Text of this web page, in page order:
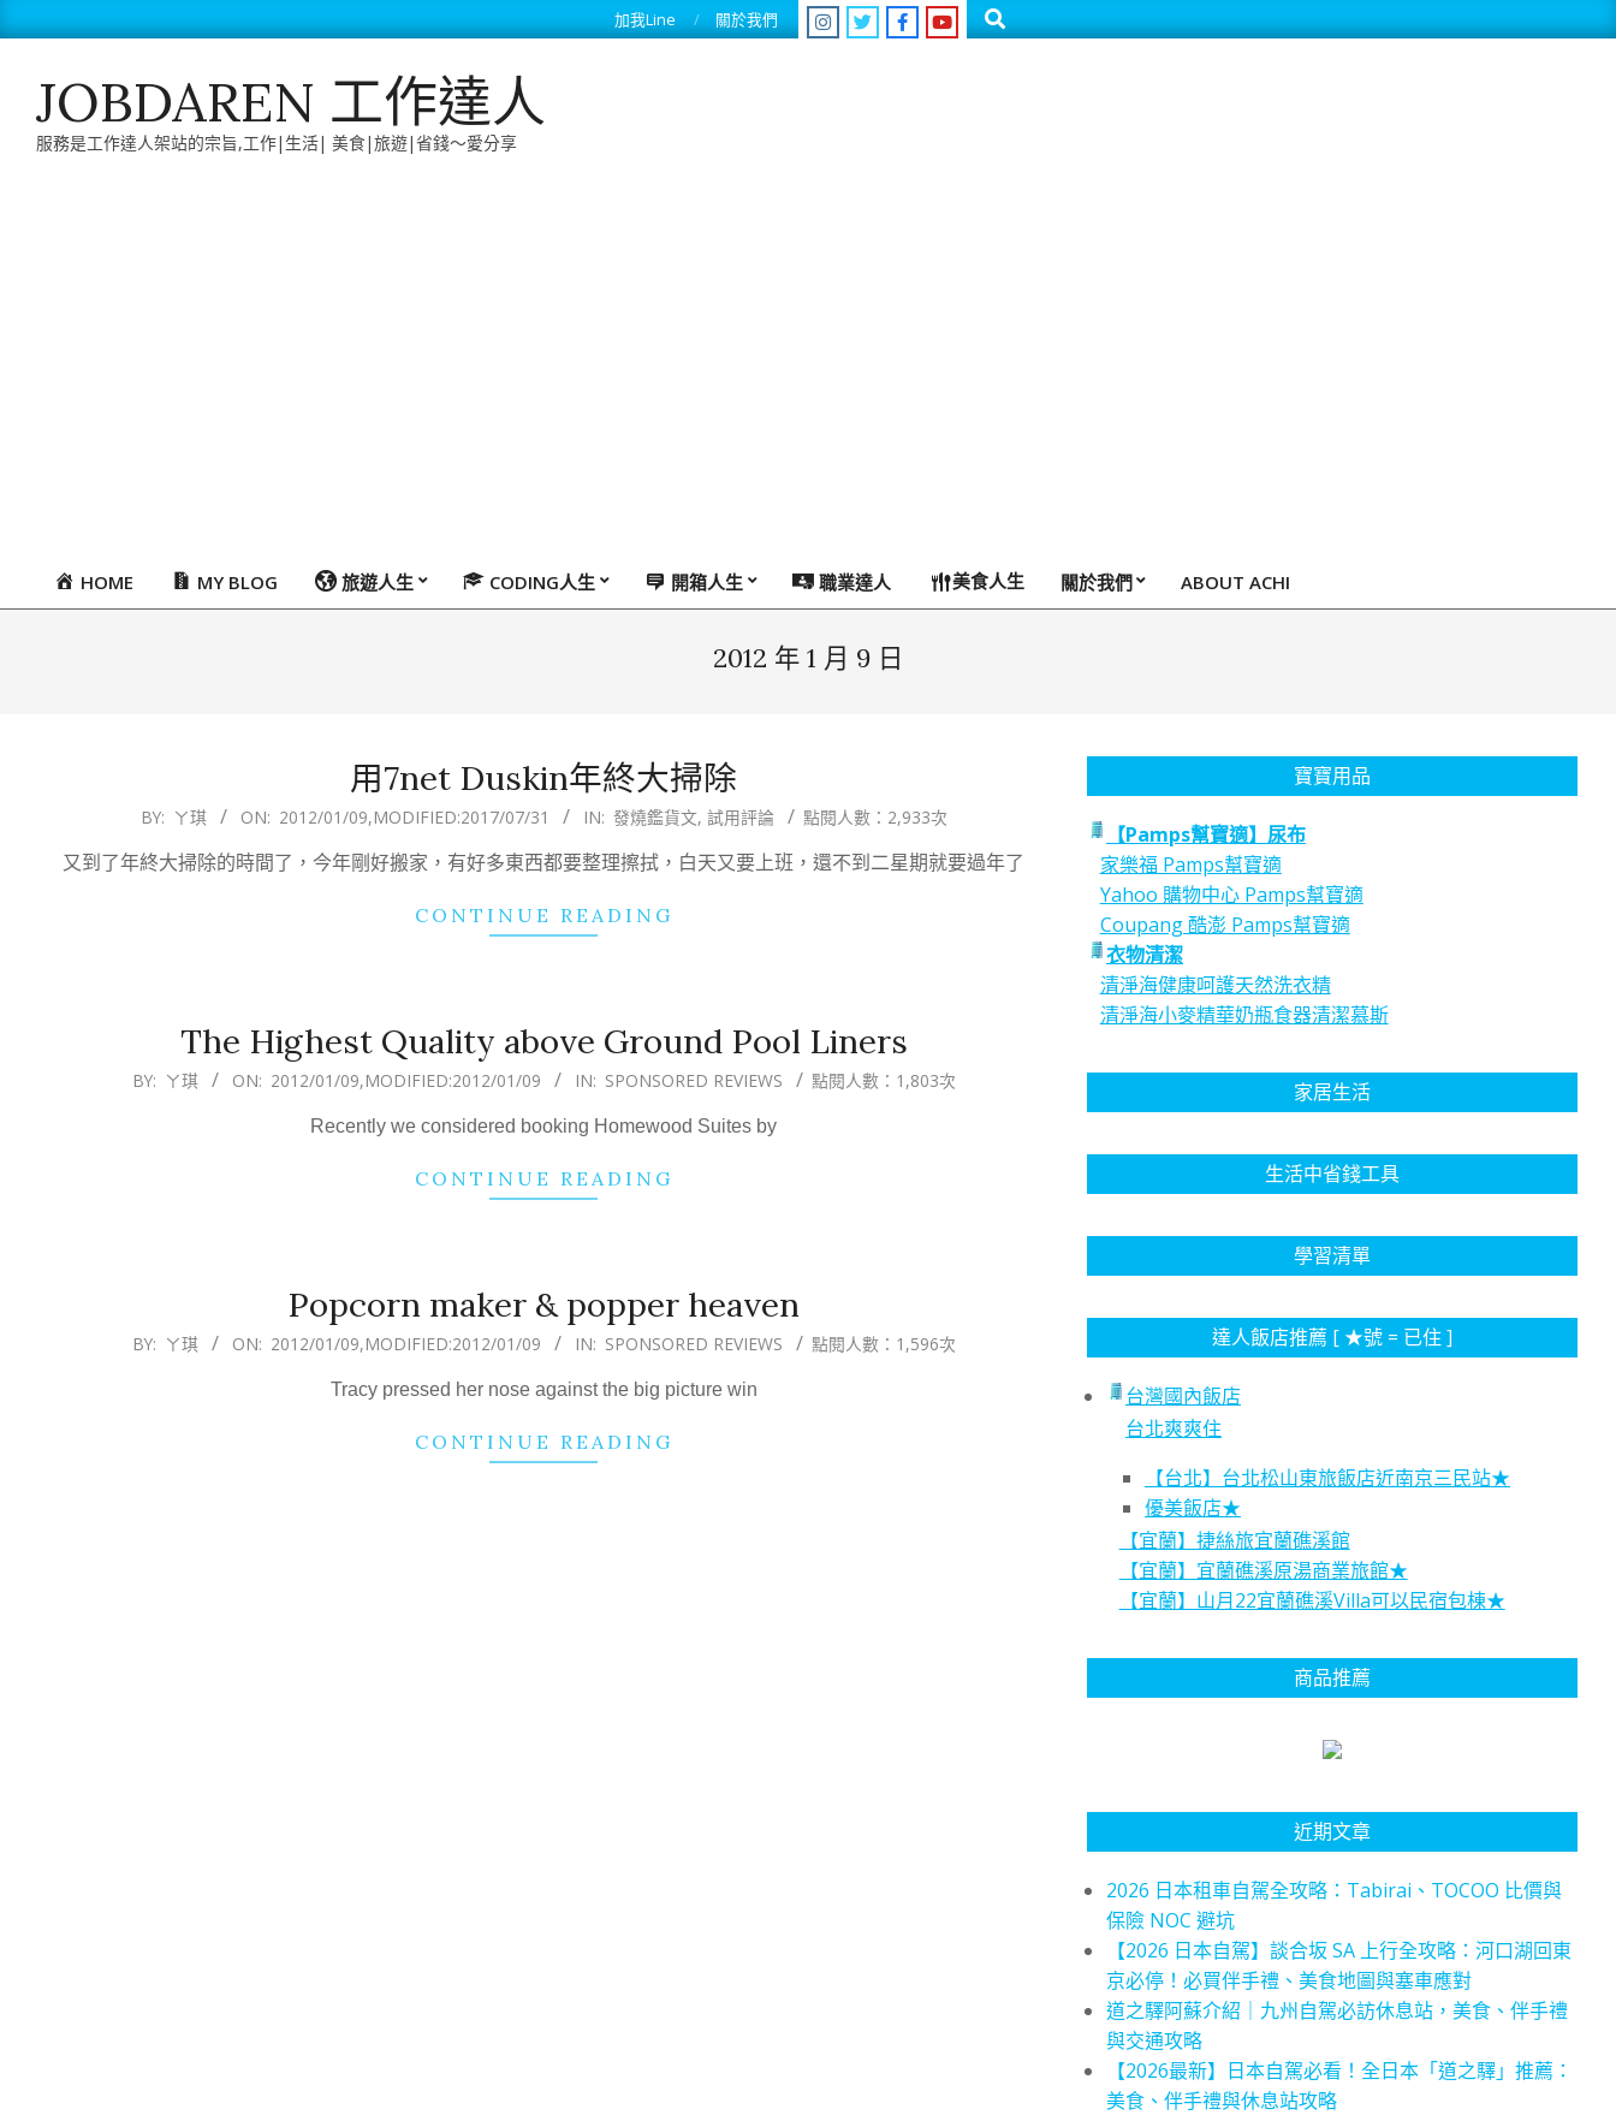
to
加我Line 關於我們 Search
JOBDAREN 工作達人
服務是工作達人架站的宗旨,工作|生活| 美食|旅遊|省錢～愛分享
PrimaryHOME MY BLOG 旅遊人生 CODING人生 開箱人生 職業達人 美食人生 關於我們 ABOUT ACHI
2012 年 1 月 9 日
用7net Duskin年終大掃除
09
BY: ㄚ琪 ON: 2012/01/09,MODIFIED:2017/07/31 IN: 發燒鑑貨文, 試用評論 點閱人數：2,933次
又到了年終大掃除的時間了，今年剛好搬家，有好多東西都要整理擦拭，白天又要上班，還不到二星期就要過年了
CONTINUE READING
The Highest Quality above Ground Pool Liners
BY: ㄚ琪 ON: 2012/01/09,MODIFIED:2012/01/09 IN: SPONSORED REVIEWS 點閱人數：1,803次
Recently we considered booking Homewood Suites by
CONTINUE READING
Popcorn maker & popper heaven
BY: ㄚ琪 ON: 2012/01/09,MODIFIED:2012/01/09 IN: SPONSORED REVIEWS 點閱人數：1,596次
Tracy pressed her nose against the big picture win
CONTINUE READING
寶寶用品
【Pamps幫寶適】尿布
家樂福 Pamps幫寶適
Yahoo 購物中心 Pamps幫寶適
Coupang 酷澎 Pamps幫寶適
衣物清潔
清淨海健康呵護天然洗衣精
清淨海小麥精華奶瓶食器清潔慕斯
家居生活
生活中省錢工具
學習清單
達人飯店推薦 [ ★號 = 已住 ]
台灣國內飯店
台北爽爽住
【台北】台北松山東旅飯店近南京三民站★
優美飯店★
【宜蘭】捷絲旅宜蘭礁溪館
【宜蘭】宜蘭礁溪原湯商業旅館★
【宜蘭】山月22宜蘭礁溪Villa可以民宿包棟★
商品推薦
近期文章
2026 日本租車自駕全攻略：Tabirai、TOCOO 比價與
保險 NOC 避坑
【2026 日本自駕】談合坂 SA 上行全攻略：河口湖回東
京必停！必買伴手禮、美食地圖與塞車應對
道之驛阿蘇介紹｜九州自駕必訪休息站，美食、伴手禮
與交通攻略
【2026最新】日本自駕必看！全日本「道之驛」推薦：
美食、伴手禮與休息站攻略